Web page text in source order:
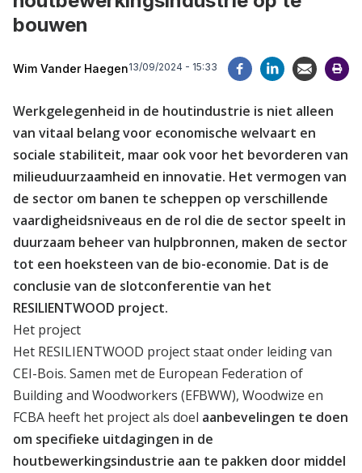
bouwen
Wim Vander Haegen13/09/2024 - 15:33
Werkgelegenheid in de houtindustrie is niet alleen
van vitaal belang voor economische welvaart en
sociale stabiliteit, maar ook voor het bevorderen van
milieuduurzaamheid en innovatie. Het vermogen van
de sector om banen te scheppen op verschillende
vaardigheidsniveaus en de rol die de sector speelt in
duurzaam beheer van hulpbronnen, maken de sector
tot een hoeksteen van de bio-economie. Dat is de
conclusie van de slotconferentie van het
RESILIENTWOOD project.
Het project
Het RESILIENTWOOD project staat onder leiding van
CEI-Bois. Samen met de European Federation of
Building and Woodworkers (EFBWW), Woodwize en
FCBA heeft het project als doel aanbevelingen te doen
om specifieke uitdagingen in de
houtbewerkingsindustrie aan te pakken door middel